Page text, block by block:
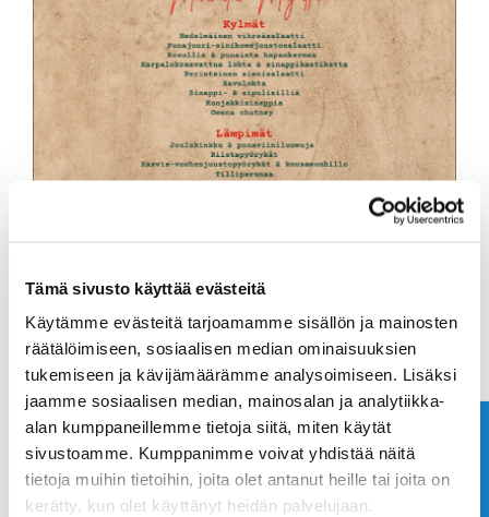
Tämä sivusto käyttää evästeitä
Käytämme evästeitä tarjoamamme sisällön ja mainosten
räätälöimiseen, sosiaalisen median ominaisuuksien
tukemiseen ja kävijämäärämme analysoimiseen. Lisäksi
jaamme sosiaalisen median, mainosalan ja analytiikka-
alan kumppaneillemme tietoja siitä, miten käytät
sivustoamme. Kumppanimme voivat yhdistää näitä
tietoja muihin tietoihin, joita olet antanut heille tai joita on
kerätty, kun olet käyttänyt heidän palvelujaan.